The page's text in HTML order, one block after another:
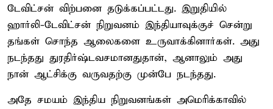
டேவிட்சன் விற்பனை தடுக்கப்பட்டது. இறுதியில்
ஹார்லி-டேவிட்சன் நிறுவனம் இந்தியாவுக்குச் சென்று
தங்கள் சொந்த ஆலைகளை உருவாக்கினார்கள். அது
நடந்தது துரதிர்ஷ்டவசமானதுதான், ஆனாலும் அது
நான் ஆட்சிக்கு வருவதற்கு முன்பே நடந்தது.
அதே சமயம் இந்திய நிறுவனங்கள் அமெரிக்காவில்